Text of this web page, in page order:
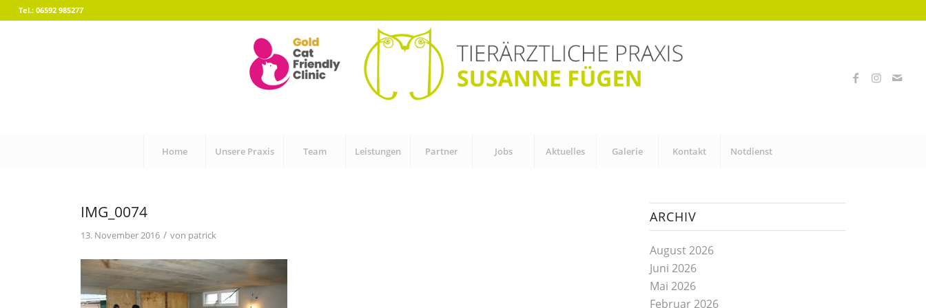
Tel.: 06592 985277
Home Unsere Praxis Team Leistungen Partner Jobs Aktuelles Galerie Kontakt Notdienst
IMG_0074
13. November 2016 / von patrick
ARCHIV
August 2026
Juni 2026
Mai 2026
Februar 2026